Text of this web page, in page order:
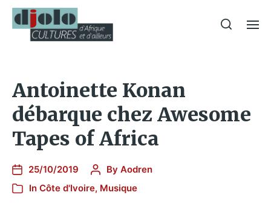
Antoinette Konan
débarque chez Awesome
Tapes of Africa
25/10/2019 By Aodren
In Côte d'Ivoire, Musique